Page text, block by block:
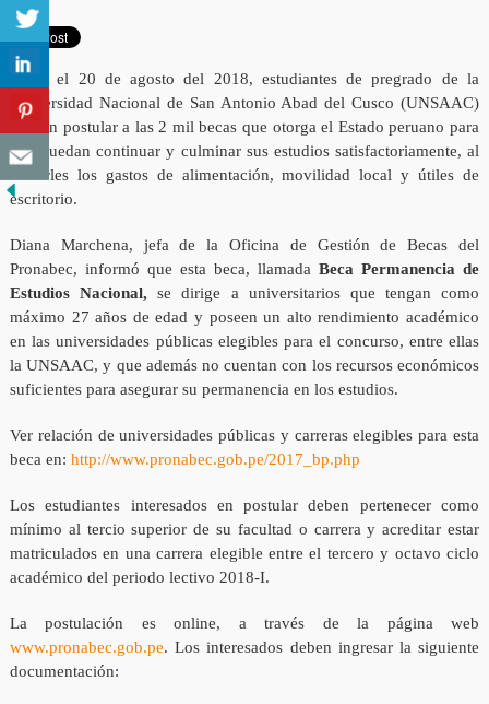
Hasta el 20 de agosto del 2018, estudiantes de pregrado de la
Universidad Nacional de San Antonio Abad del Cusco (UNSAAC)
podrán postular a las 2 mil becas que otorga el Estado peruano para
que puedan continuar y culminar sus estudios satisfactoriamente, al
cubrirles los gastos de alimentación, movilidad local y útiles de
escritorio.
Diana Marchena, jefa de la Oficina de Gestión de Becas del
Pronabec, informó que esta beca, llamadaBeca Permanencia de
Estudios Nacional, se dirige a universitarios que tengan como
máximo 27 años de edad y poseen un alto rendimiento académico
en las universidades públicas elegibles para el concurso, entre ellas
la UNSAAC, y que además no cuentan con los recursos económicos
suficientes para asegurar su permanencia en los estudios.
Ver relación de universidades públicas y carreras elegibles para esta
beca en: http://www.pronabec.gob.pe/2017_bp.php
Los estudiantes interesados en postular deben pertenecer como
mínimo al tercio superior de su facultad o carrera y acreditar estar
matriculados en una carrera elegible entre el tercero y octavo ciclo
académico del periodo lectivo 2018-I.
La postulación es online, a través de la página web
www.pronabec.gob.pe. Los interesados deben ingresar la siguiente
documentación: